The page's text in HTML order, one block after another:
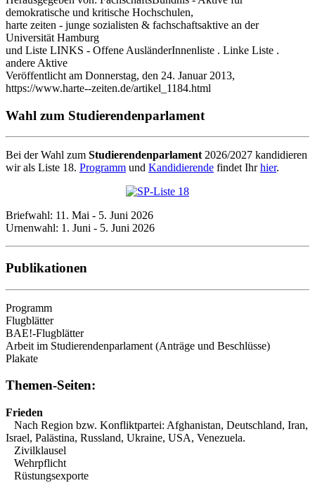
demokratische und kritische Hochschulen,
harte zeiten - junge sozialisten & fachschaftsaktive an der
Universität Hamburg
und Liste LINKS - Offene AusländerInnenliste . Linke Liste .
andere Aktive
Veröffentlicht am Donnerstag, den 24. Januar 2013,
https://www.harte--zeiten.de/artikel_1184.html
Wahl zum Studierendenparlament
Bei der Wahl zum Studierendenparlament 2026/2027 kandidieren
wir als Liste 18. Programm und Kandidierende findet Ihrhier.
Briefwahl: 11. Mai - 5. Juni 2026
Urnenwahl: 1. Juni - 5. Juni 2026
Publikationen
Programm
Flugblätter
BAE!-Flugblätter
Arbeit im Studierendenparlament (Anträge und Beschlüsse)
Plakate
Themen-Seiten:
Frieden
Nach Region bzw. Konfliktpartei: Afghanistan, Deutschland, Iran,
Israel, Palästina, Russland, Ukraine, USA, Venezuela.
Zivilklausel
Wehrpflicht
Rüstungsexporte